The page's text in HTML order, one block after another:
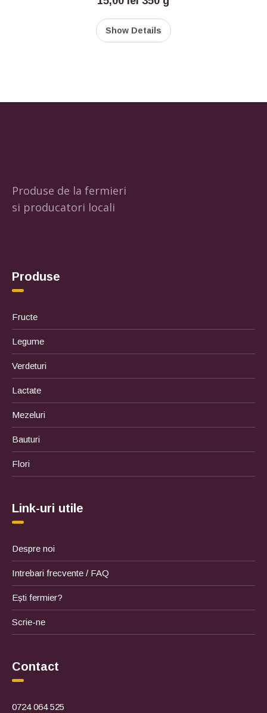
Show Details
Produse de la fermieri
si producatori locali
Produse
Fructe
Legume
Verdeturi
Lactate
Mezeluri
Bauturi
Flori
Link-uri utile
Despre noi
Intrebari frecvente / FAQ
Ești fermier?
Scrie-ne
Contact
0724 064 525